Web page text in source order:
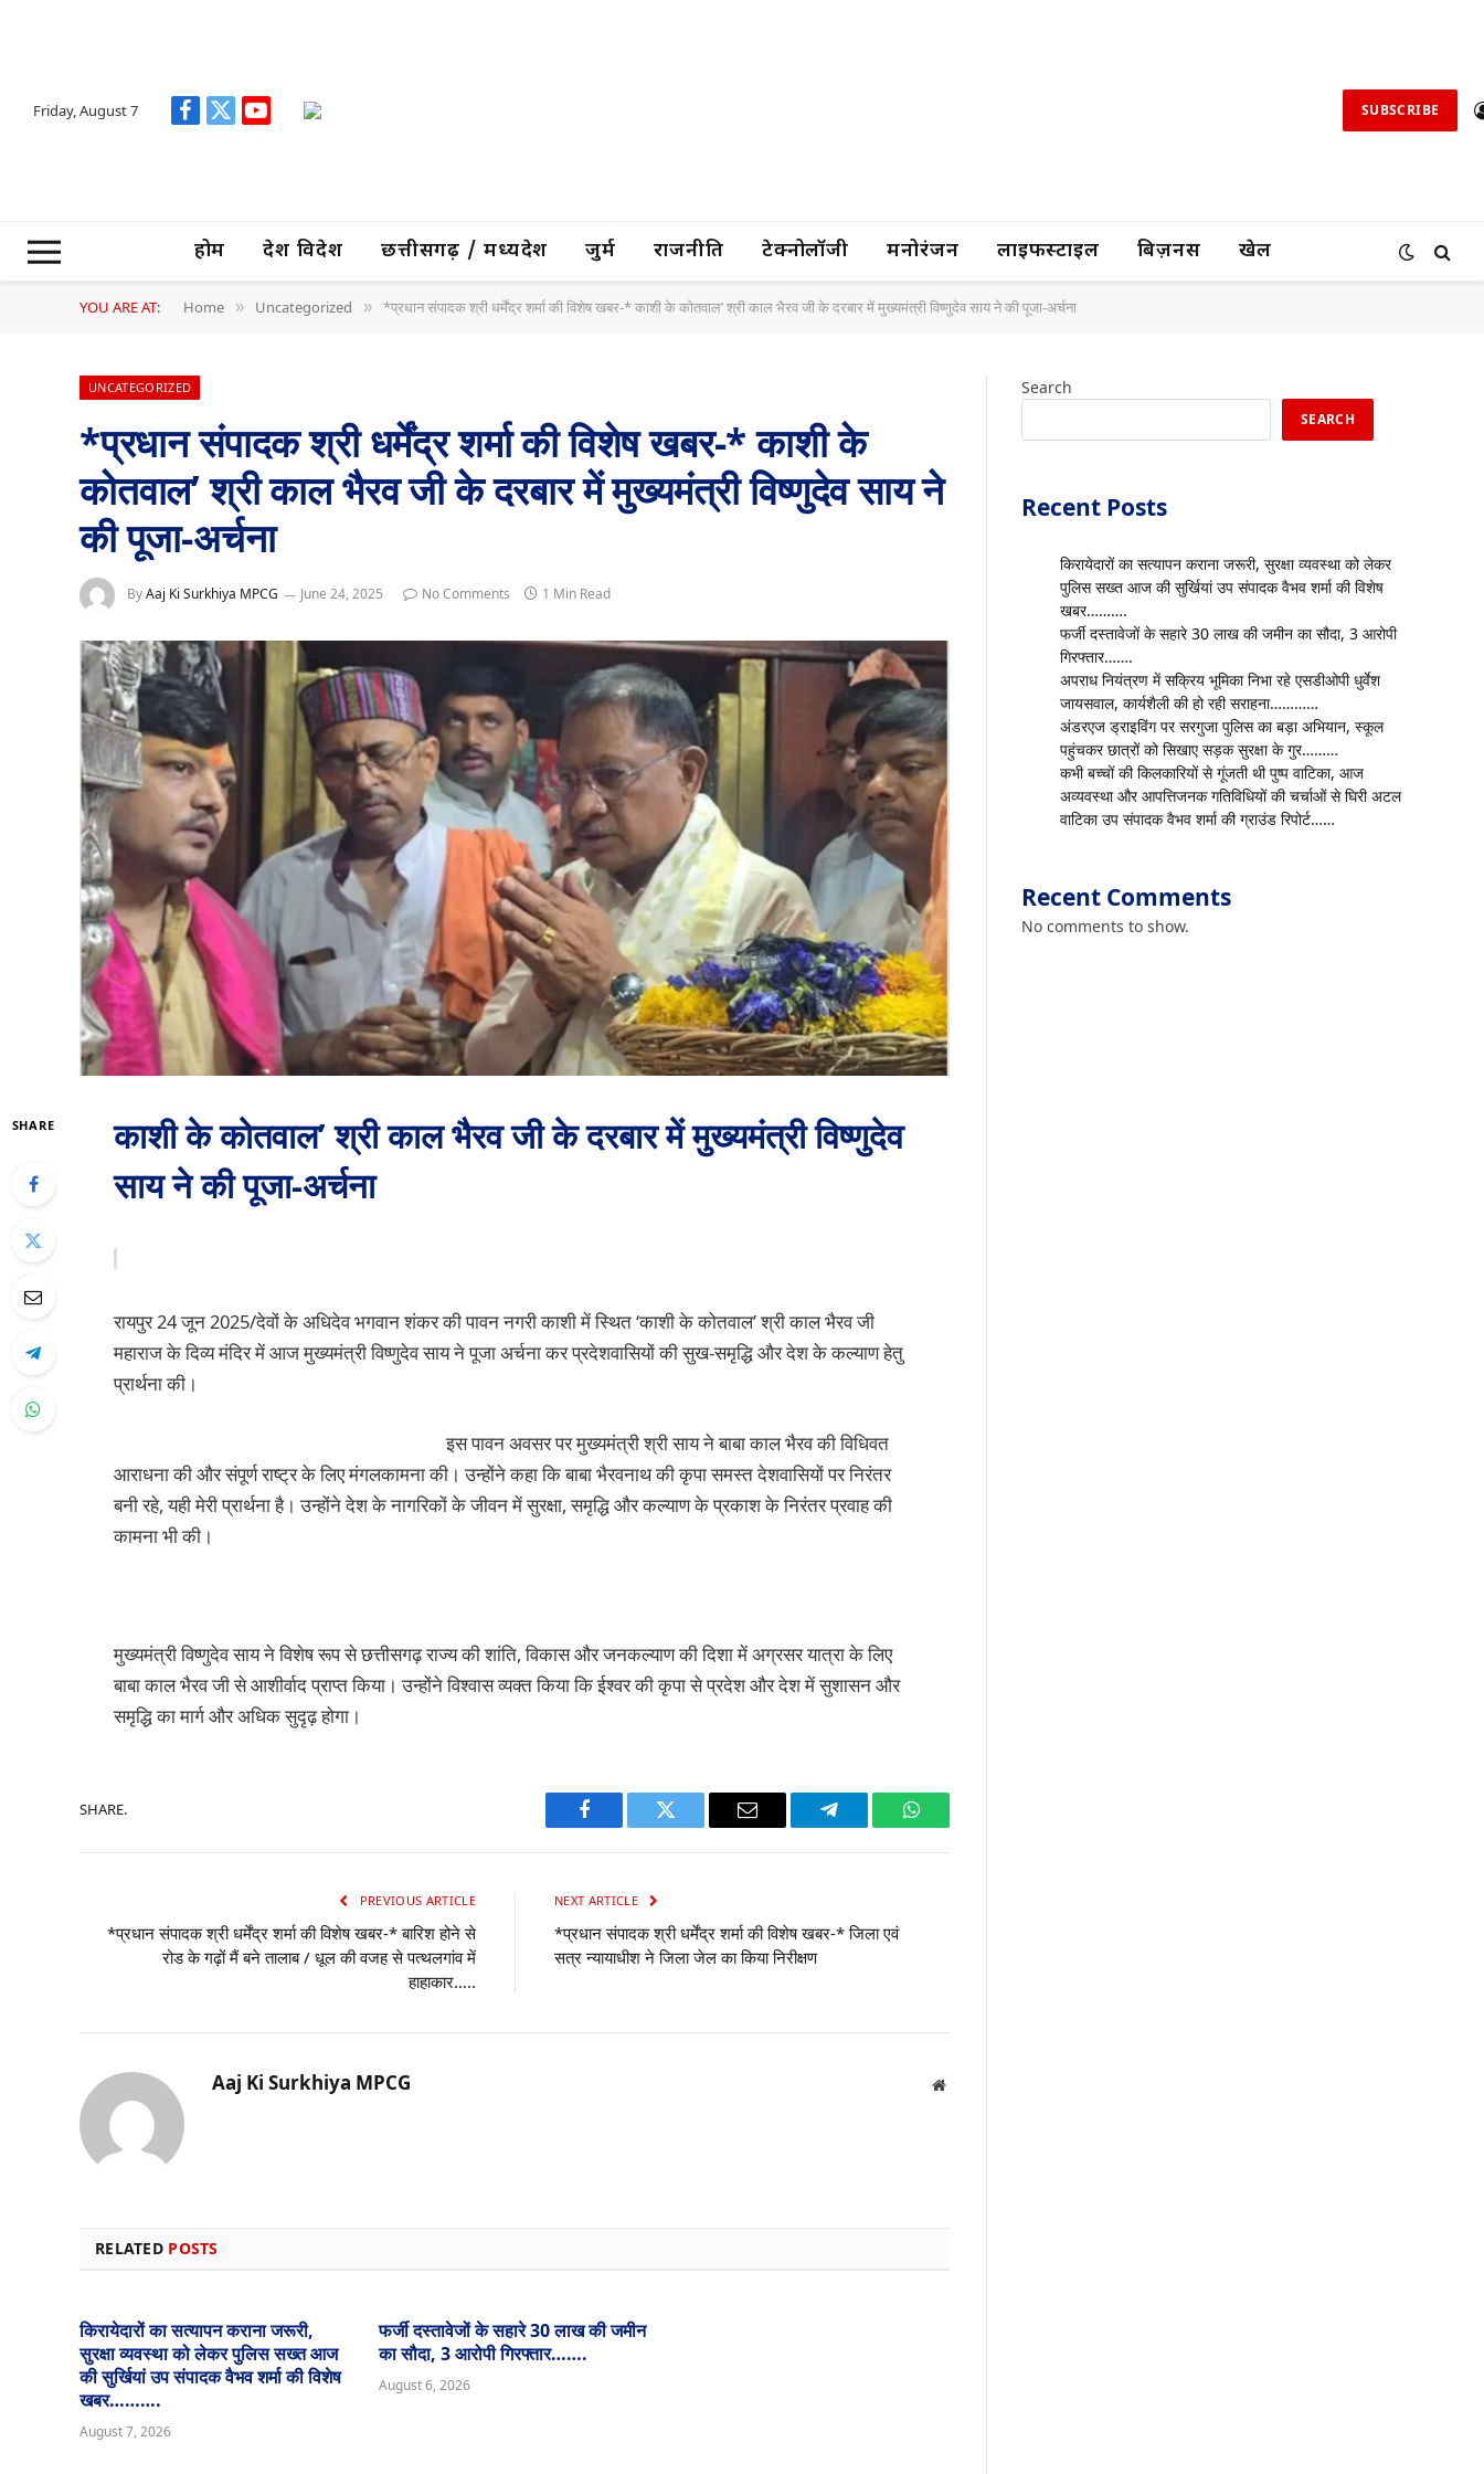
Friday, August 7 Facebook
X
YouTube SUBSCRIBE
होम देश विदेश छत्तीसगढ़ / मध्यप्रदेश जुर्म राजनीति टेक्नोलॉजी मनोरंजन लाइफस्टाइल बिज़नस खेल
YOU ARE AT: Home » Uncategorized » *प्रधान संपादक श्री धर्मेंद्र शर्मा की विशेष खबर-* काशी के कोतवाल’ श्री काल भैरव जी के दरबार में मुख्यमंत्री विष्णुदेव साय ने की पूजा-अर्चना
UNCATEGORIZED
*प्रधान संपादक श्री धर्मेंद्र शर्मा की विशेष खबर-* काशी के
कोतवाल’ श्री काल भैरव जी के दरबार में मुख्यमंत्री विष्णुदेव साय ने
की पूजा-अर्चना
ByAaj Ki Surkhiya MPCG June 24, 2025 No Comments 1 Min Read
SHARE
काशी के कोतवाल’ श्री काल भैरव जी के दरबार में मुख्यमंत्री विष्णुदेव
साय ने की पूजा-अर्चना
रायपुर 24 जून 2025/देवों के अधिदेव भगवान शंकर की पावन नगरी काशी में स्थित ‘काशी के कोतवाल’ श्री काल भैरव जी
महाराज के दिव्य मंदिर में आज मुख्यमंत्री विष्णुदेव साय ने पूजा अर्चना कर प्रदेशवासियों की सुख-समृद्धि और देश के कल्याण हेतु
प्रार्थना की।
इस पावन अवसर पर मुख्यमंत्री श्री साय ने बाबा काल भैरव की विधिवत
आराधना की और संपूर्ण राष्ट्र के लिए मंगलकामना की। उन्होंने कहा कि बाबा भैरवनाथ की कृपा समस्त देशवासियों पर निरंतर
बनी रहे, यही मेरी प्रार्थना है। उन्होंने देश के नागरिकों के जीवन में सुरक्षा, समृद्धि और कल्याण के प्रकाश के निरंतर प्रवाह की
कामना भी की।
मुख्यमंत्री विष्णुदेव साय ने विशेष रूप से छत्तीसगढ़ राज्य की शांति, विकास और जनकल्याण की दिशा में अग्रसर यात्रा के लिए
बाबा काल भैरव जी से आशीर्वाद प्राप्त किया। उन्होंने विश्वास व्यक्त किया कि ईश्वर की कृपा से प्रदेश और देश में सुशासन और
समृद्धि का मार्ग और अधिक सुदृढ़ होगा।
SHARE.
Facebook Twitter Email Telegram WhatsApp
PREVIOUS ARTICLE
*प्रधान संपादक श्री धर्मेंद्र शर्मा की विशेष खबर-* बारिश होने से
रोड के गढ़ों मैं बने तालाब / धूल की वजह से पत्थलगांव में
हाहाकार…..
NEXT ARTICLE
*प्रधान संपादक श्री धर्मेंद्र शर्मा की विशेष खबर-* जिला एवं
सत्र न्यायाधीश ने जिला जेल का किया निरीक्षण
Aaj Ki Surkhiya MPCG Website
RELATED POSTS
किरायेदारों का सत्यापन कराना जरूरी,
सुरक्षा व्यवस्था को लेकर पुलिस सख्त आज
की सुर्खियां उप संपादक वैभव शर्मा की विशेष
खबर……….
August 7, 2026
फर्जी दस्तावेजों के सहारे 30 लाख की जमीन
का सौदा, 3 आरोपी गिरफ्तार…….
August 6, 2026
Search
SEARCH
Recent Posts
किरायेदारों का सत्यापन कराना जरूरी, सुरक्षा व्यवस्था को लेकर
पुलिस सख्त आज की सुर्खियां उप संपादक वैभव शर्मा की विशेष
खबर……….
फर्जी दस्तावेजों के सहारे 30 लाख की जमीन का सौदा, 3 आरोपी
गिरफ्तार…….
अपराध नियंत्रण में सक्रिय भूमिका निभा रहे एसडीओपी धुर्वेश
जायसवाल, कार्यशैली की हो रही सराहना…………
अंडरएज ड्राइविंग पर सरगुजा पुलिस का बड़ा अभियान, स्कूल
पहुंचकर छात्रों को सिखाए सड़क सुरक्षा के गुर………
कभी बच्चों की किलकारियों से गूंजती थी पुष्प वाटिका, आज
अव्यवस्था और आपत्तिजनक गतिविधियों की चर्चाओं से घिरी अटल
वाटिका उप संपादक वैभव शर्मा की ग्राउंड रिपोर्ट……
Recent Comments
No comments to show.